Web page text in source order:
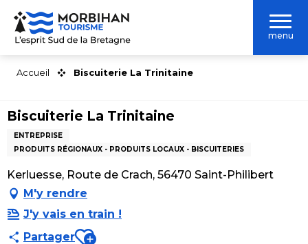
Aller
contenu
menu
Accueil Biscuiterie La Trinitaine
Biscuiterie La Trinitaine
ENTREPRISE
PRODUITS RÉGIONAUX - PRODUITS LOCAUX - BISCUITERIES
Kerluesse, Route de Crach, 56470 Saint-Philibert
M'y rendre
J'y vais en train !
PartagerAjouter aux favoris